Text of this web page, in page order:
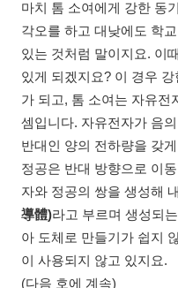
마치 톰 소여에게 강한 동
각오를 하고 대낮에도 학
있는 것처럼 말이지요. 이
있게 되겠지요? 이 경우
가 되고, 톰 소여는 자유전
셈입니다. 자유전자가 음
반대인 양의 전하량을 갖
정공은 반대 방향으로 이
자와 정공의 쌍을 생성해
導體)라고 부르며 생성되
아 도체로 만들기가 쉽지
이 사용되지 않고 있지요.
(다음 호에 계속)